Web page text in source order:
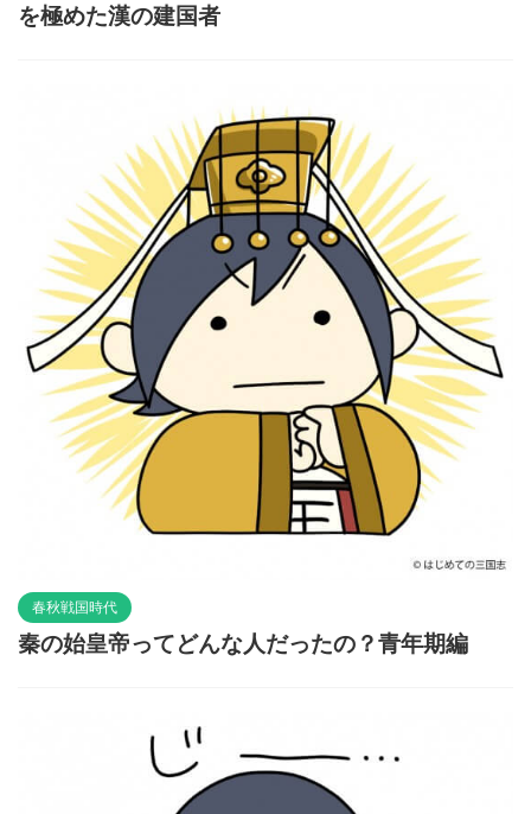
を極めた漢の建国者
春秋戦国時代
秦の始皇帝ってどんな人だったの？青年期編